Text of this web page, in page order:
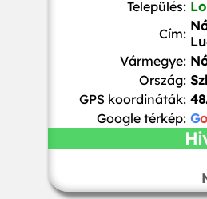
Település:
Cím:
Vármegye:
Ország:
GPS koordináták:
Google térkép: Go